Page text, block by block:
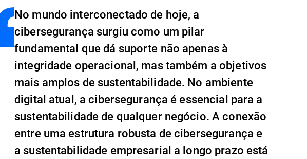
No mundo interconectado de hoje, a
cibersegurança surgiu como um pilar
fundamental que dá suporte não apenas à
integridade operacional, mas também a objetivos
mais amplos de sustentabilidade. No ambiente
digital atual, a cibersegurança é essencial para a
sustentabilidade de qualquer negócio. A conexão
entre uma estrutura robusta de cibersegurança e
a sustentabilidade empresarial a longo prazo está